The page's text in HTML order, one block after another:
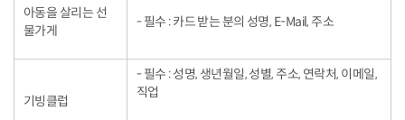
아동을 살리는 선
물가게
- 필수 : 카드 받는 분의 성명, E-Mail, 주소
기빙클럽
- 필수 : 성명, 생년월일, 성별, 주소, 연락처, 이메일,
직업